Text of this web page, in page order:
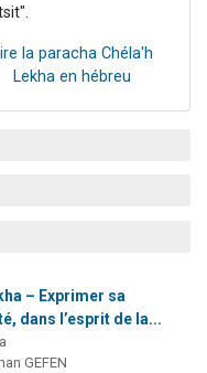
la paracha Chéla'h
Lekha en hébreu
– Exprimer sa
dans l’esprit de la...
GEFEN